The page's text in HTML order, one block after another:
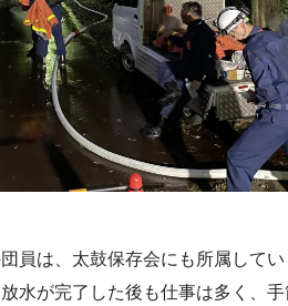
員は、太鼓保存会にも所属してい
水が完了した後も仕事は多く、